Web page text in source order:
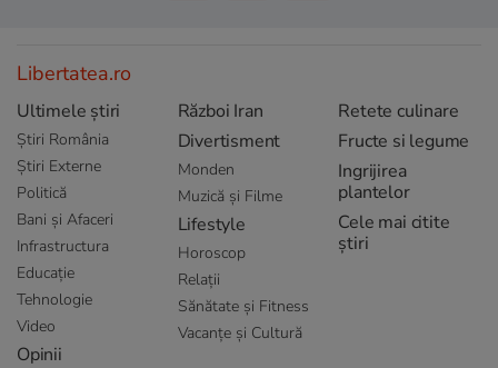
Libertatea.ro
Ultimele știri
Știri România
Știri Externe
Politică
Bani și Afaceri
Infrastructura
Educație
Tehnologie
Video
Opinii
Război Iran
Divertisment
Monden
Muzică și Filme
Lifestyle
Horoscop
Relații
Sănătate și Fitness
Vacanțe și Cultură
Retete culinare
Fructe si legume
Ingrijirea
plantelor
Cele mai citite
știri